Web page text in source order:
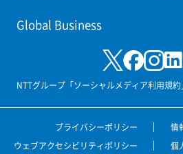
Global Business
NTTグループ「ソーシャルメディア利用規
プライバシーポリシー
情
ウェブアクセシビリティポリシー
個